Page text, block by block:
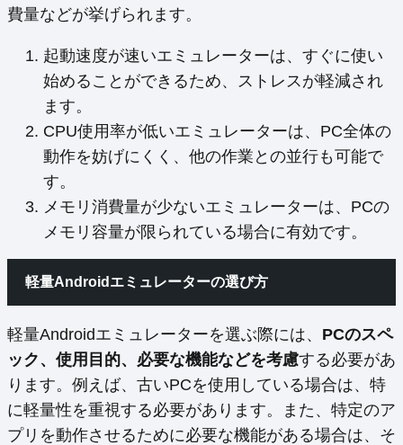
費量などが挙げられます。
起動速度が速いエミュレーターは、すぐに使い
始めることができるため、ストレスが軽減され
ます。
CPU使用率が低いエミュレーターは、PC全体の
動作を妨げにくく、他の作業との並行も可能で
す。
メモリ消費量が少ないエミュレーターは、PCの
メモリ容量が限られている場合に有効です。
軽量Androidエミュレーターの選び方
軽量Androidエミュレーターを選ぶ際には、 PCのスペ
ック、使用目的、必要な機能などを考慮する必要があ
ります。例えば、古いPCを使用している場合は、特
に軽量性を重視する必要があります。また、特定のア
プリを動作させるために必要な機能がある場合は、そ